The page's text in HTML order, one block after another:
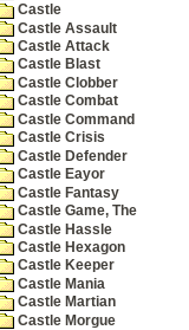
Castle
Castle Assault
Castle Attack
Castle Blast
Castle Clobber
Castle Combat
Castle Command
Castle Crisis
Castle Defender
Castle Eayor
Castle Fantasy
Castle Game, The
Castle Hassle
Castle Hexagon
Castle Keeper
Castle Mania
Castle Martian
Castle Morgue